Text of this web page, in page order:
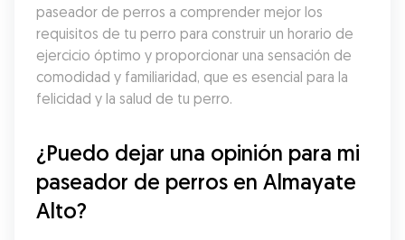
paseador de perros a comprender mejor los
requisitos de tu perro para construir un horario de
ejercicio óptimo y proporcionar una sensación de
comodidad y familiaridad, que es esencial para la
felicidad y la salud de tu perro.
¿Puedo dejar una opinión para mi
paseador de perros en Almayate
Alto?